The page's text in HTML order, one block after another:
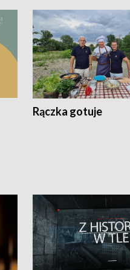
Rączka gotuje